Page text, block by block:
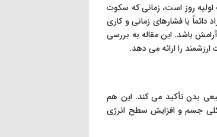
اولیه روز است، زمانی که سکوت
دائماً با فشارهای زمانی و کاری
باشد. این مقاله به بررسی
را ارائه می دهد.
بدن تأکید می کند. این هم
کلی جسم و افزایش سطح انرژی